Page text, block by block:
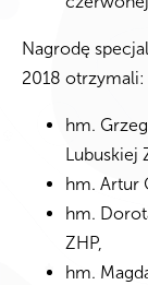
Nagrodę
2018 otrzymali:
hm.
Lubuskiej
hm. Artur
hm.
ZHP,
hm.